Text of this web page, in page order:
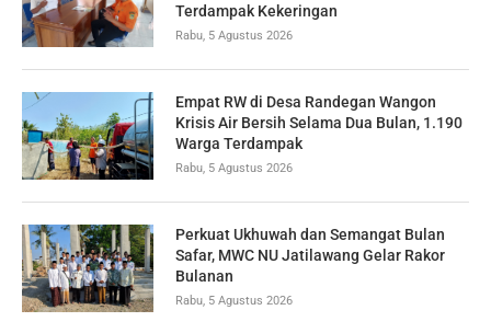
Terdampak Kekeringan
Rabu, 5 Agustus 2026
Empat RW di Desa Randegan Wangon
Krisis Air Bersih Selama Dua Bulan, 1.190
Warga Terdampak
Rabu, 5 Agustus 2026
Perkuat Ukhuwah dan Semangat Bulan
Safar, MWC NU Jatilawang Gelar Rakor
Bulanan
Rabu, 5 Agustus 2026